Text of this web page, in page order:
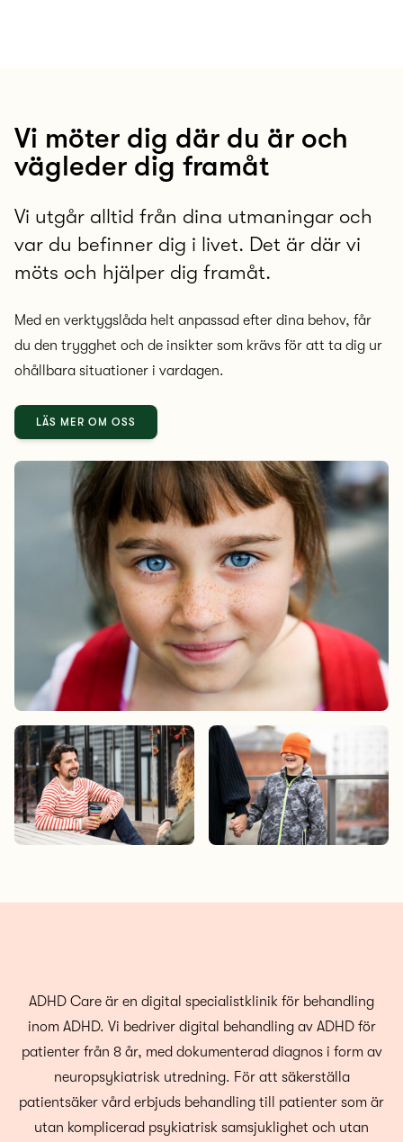
Vi möter dig där du är och
vägleder dig framåt
Vi utgår alltid från dina utmaningar och
var du befinner dig i livet. Det är där vi
möts och hjälper dig framåt.
Med en verktygslåda helt anpassad efter dina behov, får
du den trygghet och de insikter som krävs för att ta dig ur
ohållbara situationer i vardagen.
LÄS MER OM OSS
ADHD Care är en digital specialistklinik för behandling
inom ADHD. Vi bedriver digital behandling av ADHD för
patienter från 8 år, med dokumenterad diagnos i form av
neuropsykiatrisk utredning. För att säkerställa
patientsäker vård erbjuds behandling till patienter som är
utan komplicerad psykiatrisk samsjuklighet och utan